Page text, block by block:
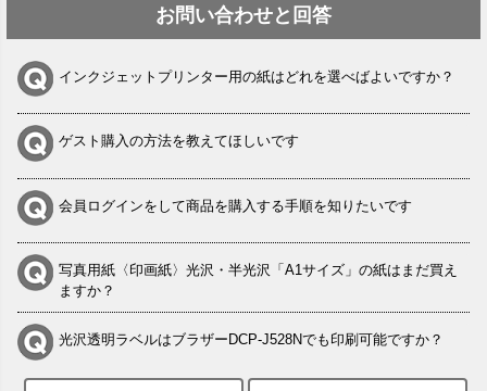
お問い合わせと回答
インクジェットプリンター用の紙はどれを選べばよいですか？
ゲスト購入の方法を教えてほしいです
会員ログインをして商品を購入する手順を知りたいです
写真用紙〈印画紙〉光沢・半光沢「A1サイズ」の紙はまだ買え
ますか？
光沢透明ラベルはブラザーDCP-J528Nでも印刷可能ですか？